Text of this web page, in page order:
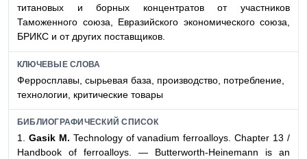
титановых и борных концентратов от участников
Таможенного союза, Евразийского экономического союза,
БРИКС и от других поставщиков.
КЛЮЧЕВЫЕ СЛОВА
Ферросплавы, сырьевая база, производство, потребление,
технологии, критические товары
БИБЛИОГРАФИЧЕСКИЙ СПИСОК
1. Gasik M. Technology of vanadium ferroalloys. Chapter 13 /
Handbook of ferroalloys. — Butterworth-Heinemann is an